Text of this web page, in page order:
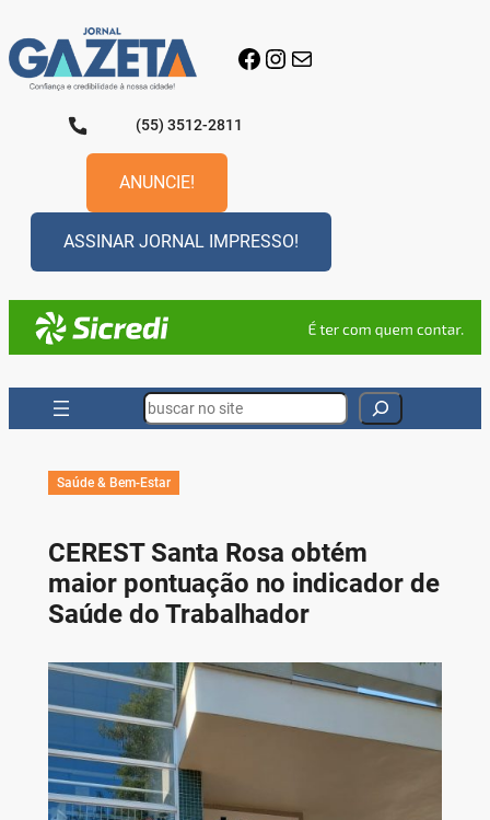
para
o
conteúdo
Facebook
Instagram
E-mail
(55) 3512-2811
ANUNCIE!
ASSINAR JORNAL IMPRESSO!
Search
Saúde & Bem-Estar
CEREST Santa Rosa obtém
maior pontuação no indicador de
Saúde do Trabalhador